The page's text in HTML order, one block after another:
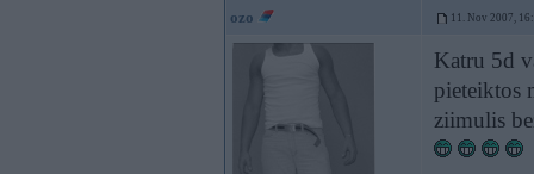
ozo 11. Nov 2007,
Katru 5d
pieteiktos
ziimulis